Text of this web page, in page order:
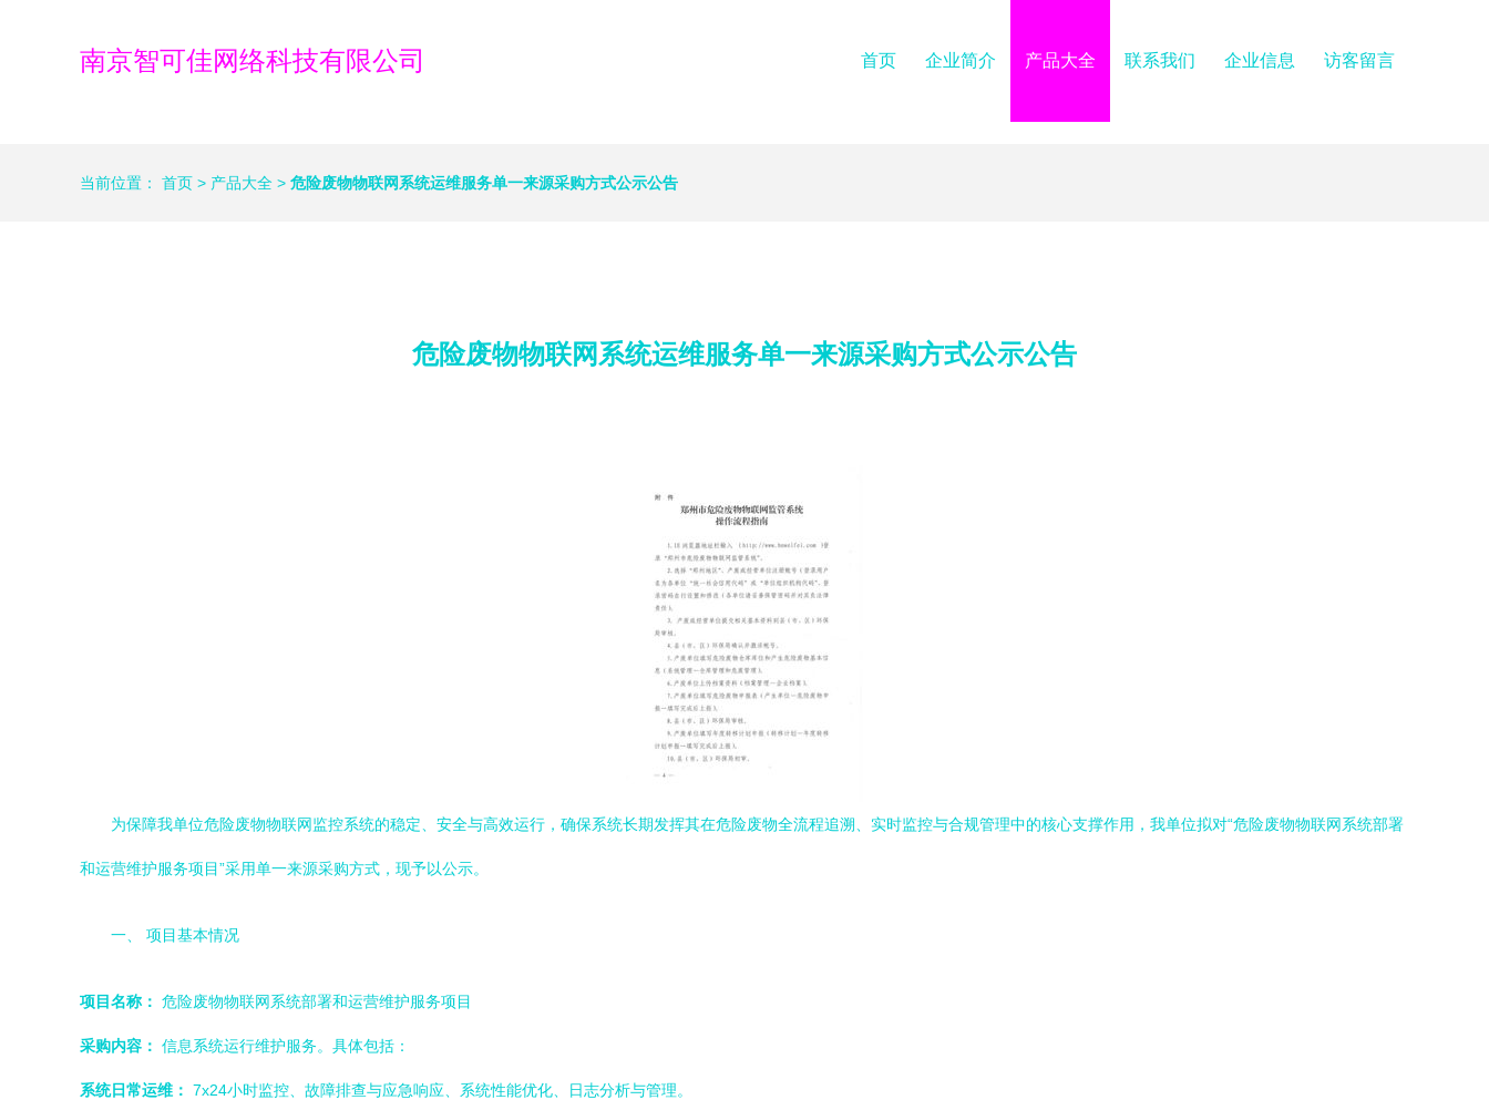
南京智可佳网络科技有限公司 首页 企业简介 产品大全 联系我们 企业信息 访客留言
当前位置： 首页 > 产品大全 > 危险废物物联网系统运维服务单一来源采购方式公示公告
危险废物物联网系统运维服务单一来源采购方式公示公告
为保障我单位危险废物物联网监控系统的稳定、安全与高效运行，确保系统长期发挥其在危险废物全流程追溯、实时监控与合规管理中的核心支撑作用，我单位拟对“危险废物物联网系统部署
和运营维护服务项目”采用单一来源采购方式，现予以公示。
一、 项目基本情况
项目名称： 危险废物物联网系统部署和运营维护服务项目
采购内容： 信息系统运行维护服务。具体包括：
系统日常运维： 7x24小时监控、故障排查与应急响应、系统性能优化、日志分析与管理。